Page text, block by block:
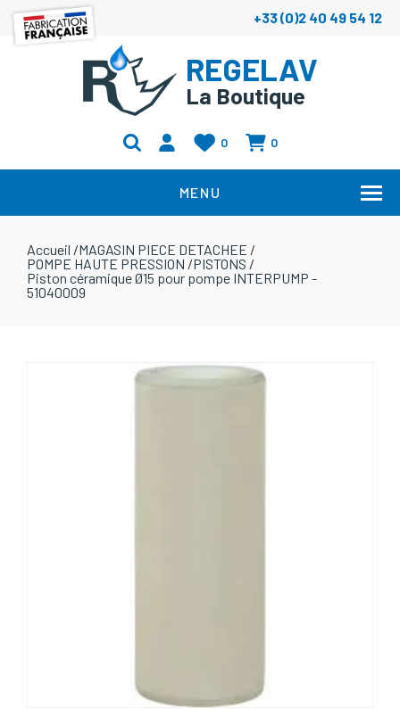
+33 (0)2 40 49 54 12
REGELAV
La Boutique
0 0
MENU
Accueil /MAGASIN PIECE DETACHEE /
POMPE HAUTE PRESSION /PISTONS /
Piston céramique Ø15 pour pompe INTERPUMP -
51040009